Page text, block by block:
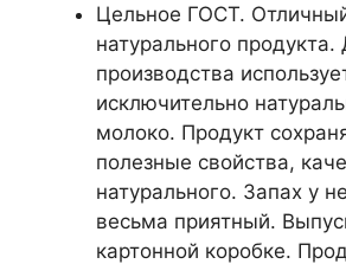
Цельное ГОСТ.
натурального продукта.
производства
исключительно
молоко. Продукт
полезные свойства,
натурального. Запах у
весьма приятный.
картонной коробке.